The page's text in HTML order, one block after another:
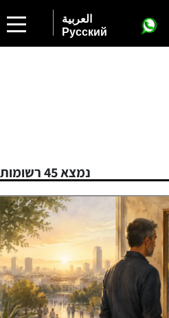
العربية
Русский
נמצא 45 רשומות